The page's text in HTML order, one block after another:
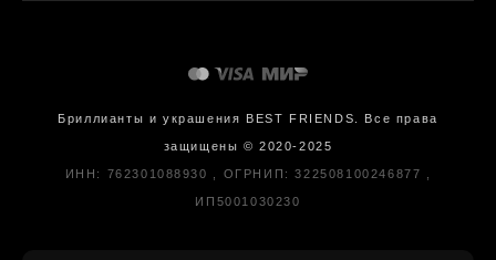
Бриллианты и украшения BEST FRIENDS. Все права
защищены © 2020-2025
ИНН: 762301088930 , ОГРНИП: 322508100246877 ,
ИП5001030230